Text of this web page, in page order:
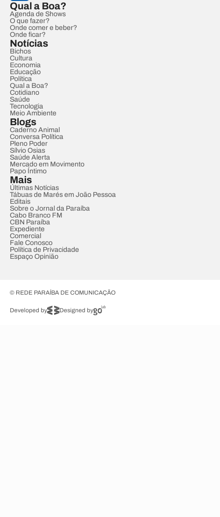
Qual a Boa?
Agenda de Shows
O que fazer?
Onde comer e beber?
Onde ficar?
Notícias
Bichos
Cultura
Economia
Educação
Política
Qual a Boa?
Cotidiano
Saúde
Tecnologia
Meio Ambiente
Blogs
Caderno Animal
Conversa Política
Pleno Poder
Sílvio Osias
Saúde Alerta
Mercado em Movimento
Papo Íntimo
Mais
Últimas Notícias
Tábuas de Marés em João Pessoa
Editais
Sobre o Jornal da Paraíba
Cabo Branco FM
CBN Paraíba
Expediente
Comercial
Fale Conosco
Política de Privacidade
Espaço Opinião
© REDE PARAÍBA DE COMUNICAÇÃO
Developed by Designed by